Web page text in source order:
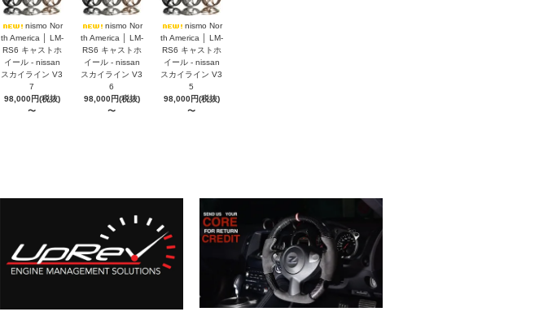
nismo Nor
th America │ LM-
RS6 キャストホ
イール - nissan
スカイライン V3
7
98,000円(税抜)
〜
nismo Nor
th America │ LM-
RS6 キャストホ
イール - nissan
スカイライン V3
6
98,000円(税抜)
〜
nismo Nor
th America │ LM-
RS6 キャストホ
イール - nissan
スカイライン V3
5
98,000円(税抜)
〜